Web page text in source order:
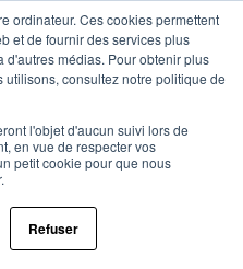
ordinateur. Ces cookies permettent
et de fournir des services plus
d'autres médias. Pour obtenir plus
consultez notre politique de
l'objet d'aucun suivi lors de
en vue de respecter vos
petit cookie pour que nous
Refuser
Normandie Orne
(61500)
à Cercueil
2026